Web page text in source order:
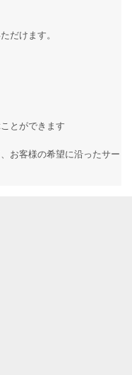
だけます。
とができます
お客様の希望に沿ったサー